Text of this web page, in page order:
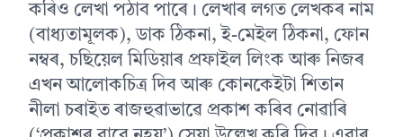
কৰিও লেখা পঠাব পাৰে। লেখাৰ লগত লেখকৰ নাম
(বাধ্যতামূলক), ডাক ঠিকনা, ই-মেইল ঠিকনা, ফোন
নম্বৰ, চছিয়েল মিডিয়াৰ প্ৰফাইল লিংক আৰু নিজৰ
এখন আলোকচিত্ৰ দিব আৰু কোনকেইটা শিতান
নীলা চৰাইত ৰাজহুৱাভাৱে প্ৰকাশ কৰিব নোৱাৰি